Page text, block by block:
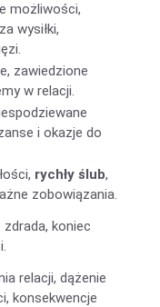
możliwości,
wysiłki,
zawiedzione
w relacji.
i okazje do
rychły ślub,
zobowiązania.
koniec
relacji, dążenie
konsekwencje